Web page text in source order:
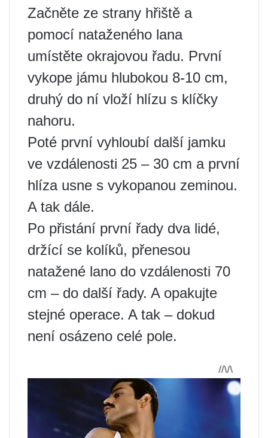
Začněte ze strany hřiště a
pomocí nataženého lana
umístěte okrajovou řadu. První
vykope jámu hlubokou 8-10 cm,
druhý do ní vloží hlízu s klíčky
nahoru.
Poté první vyhloubí další jamku
ve vzdálenosti 25 – 30 cm a první
hlíza usne s vykopanou zeminou.
A tak dále.
Po přistání první řady dva lidé,
držící se kolíků, přenesou
natažené lano do vzdálenosti 70
cm – do další řady. A opakujte
stejné operace. A tak – dokud
není osázeno celé pole.